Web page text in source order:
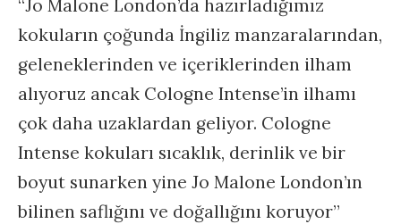
“Jo Malone London’da hazırladığımız
kokuların çoğunda İngiliz manzaralarından,
geleneklerinden ve içeriklerinden ilham
alıyoruz ancak Cologne Intense’in ilhamı
çok daha uzaklardan geliyor. Cologne
Intense kokuları sıcaklık, derinlik ve bir
boyut sunarken yine Jo Malone London’ın
bilinen saflığını ve doğallığını koruyor”